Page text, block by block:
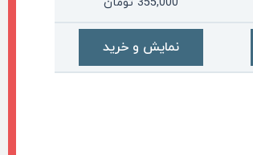
نمایش و خرید